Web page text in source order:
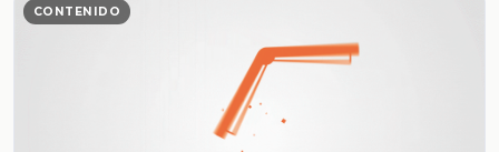
CONTENIDO